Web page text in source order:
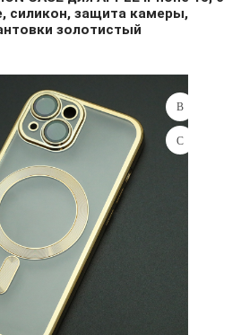
силикон, защита камеры,
золотистый